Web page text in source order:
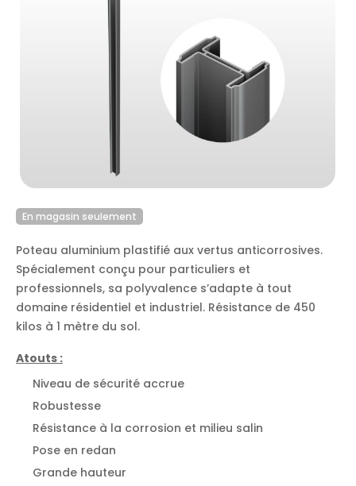
En magasin seulement
Poteau aluminium plastifié aux vertus anticorrosives.
Spécialement conçu pour particuliers et
professionnels, sa polyvalence s’adapte à tout
domaine résidentiel et industriel. Résistance de 450
kilos à 1 mètre du sol.
Atouts :
Niveau de sécurité accrue
Robustesse
Résistance à la corrosion et milieu salin
Pose en redan
Grande hauteur